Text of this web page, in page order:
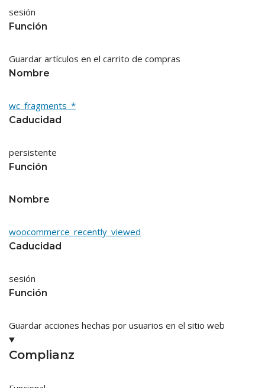
sesión
Función
Guardar artículos en el carrito de compras
Nombre
wc_fragments_*
Caducidad
persistente
Función
Nombre
woocommerce_recently_viewed
Caducidad
sesión
Función
Guardar acciones hechas por usuarios en el sitio web
Complianz